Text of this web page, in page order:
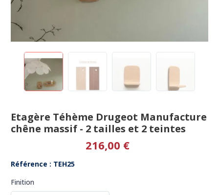
Etagère Téhème Drugeot Manufacture
chêne massif - 2 tailles et 2 teintes
216,00 €
Référence : TEH25
Finition